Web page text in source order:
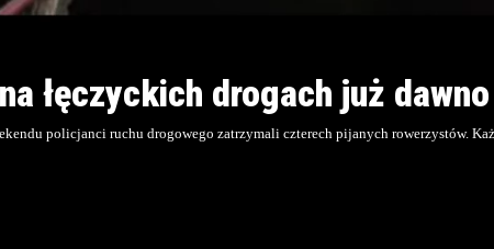
łęczyckich drogach już
policjanci ruchu drogowego zatrzymali czterech pijanych rowerzystów.